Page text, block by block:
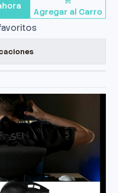
Agregar al Carro